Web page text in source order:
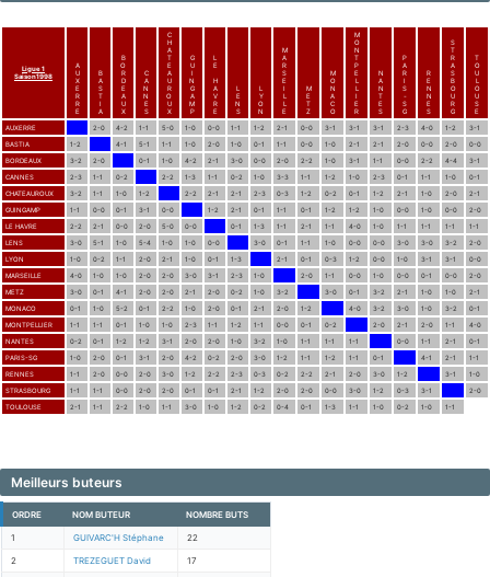
Ligue 1
Saison1998
A
U
X
E
R
R
E
B
A
S
T
I
A
B
O
R
D
E
A
U
X
C
A
N
N
E
S
C
H
A
T
E
A
U
R
O
U
X
G
U
I
N
G
A
M
P
L
E
H
A
V
R
E
L
E
N
S
L
Y
O
N
M
A
R
S
E
I
L
L
E
M
E
T
Z
M
O
N
A
C
O
M
O
N
T
P
E
L
L
I
E
R
N
A
N
T
E
S
P
A
R
I
S
-
S
G
R
E
N
N
E
S
S
T
R
A
S
B
O
U
R
G
T
O
U
L
O
U
S
E
AUXERRE 2-0 4-2 1-1 5-0 1-0 0-0 1-1 1-2 2-1 0-0 3-1 3-1 3-1 2-3 4-0 1-2 3-1
BASTIA 1-2 4-1 5-1 1-1 1-0 2-0 1-0 0-1 1-1 0-0 1-0 2-1 2-1 2-0 0-0 2-0 0-0
BORDEAUX 3-2 2-0 0-1 1-0 4-2 2-1 3-0 0-0 2-0 2-2 1-0 3-1 1-1 0-0 2-2 4-4 3-1
CANNES 2-3 1-1 0-2 2-2 1-3 1-1 0-2 1-0 3-3 1-1 1-2 1-0 2-3 0-1 1-1 1-0 0-1
CHATEAUROUX 3-2 1-1 1-0 1-2 2-2 2-1 2-1 2-3 0-3 1-2 0-2 0-1 1-2 2-1 1-0 2-0 2-1
GUINGAMP 1-1 0-0 0-1 3-1 0-0 1-2 2-1 0-1 1-1 0-1 1-2 1-2 1-0 0-0 1-0 0-0 2-0
LE HAVRE 2-2 2-1 0-0 2-0 5-0 0-0 0-1 1-3 1-1 2-1 1-1 4-0 1-0 1-1 1-1 1-1 1-1
LENS 3-0 5-1 1-0 5-4 1-0 1-0 0-0 3-0 0-1 1-1 1-0 0-0 0-0 3-0 3-0 3-2 2-0
LYON 1-0 0-2 1-1 2-0 2-1 1-0 0-1 1-3 2-1 0-1 0-3 1-2 0-0 1-0 3-1 3-1 0-0
MARSEILLE 4-0 1-0 1-0 2-0 2-0 3-0 3-1 2-3 1-0 2-0 1-1 0-0 1-0 0-0 0-1 0-0 2-0
METZ 3-0 0-1 4-1 2-0 2-0 2-1 2-0 0-2 1-0 3-2 3-0 0-1 3-2 2-1 1-0 1-0 2-1
MONACO 0-1 1-0 5-2 0-1 2-2 1-0 2-0 0-1 2-1 2-0 1-2 4-0 3-2 3-0 1-0 3-2 0-1
MONTPELLIER 1-1 1-1 0-1 1-0 1-0 2-3 1-1 1-2 1-1 0-0 0-1 0-2 2-0 2-1 2-0 1-1 4-0
NANTES 0-2 0-1 1-2 1-2 3-1 2-0 2-0 1-0 3-2 1-0 1-1 1-1 1-1 0-0 1-1 2-1 0-1
PARIS-SG 1-0 2-0 0-1 3-1 2-0 4-2 0-2 2-0 3-0 1-2 1-1 1-2 1-1 0-1 4-1 2-1 1-1
RENNES 1-1 2-0 0-0 2-0 3-0 1-2 2-2 2-3 0-3 0-2 2-2 2-1 2-0 3-0 1-2 3-1 1-0
STRASBOURG 1-1 1-1 0-0 2-0 2-0 0-1 0-1 2-1 1-2 2-0 2-0 0-0 3-0 1-2 0-3 3-1 2-0
TOULOUSE 2-1 1-1 2-2 1-0 1-1 3-0 1-0 1-2 0-2 0-4 0-1 1-3 1-1 1-0 0-2 1-0 1-1
Meilleurs buteurs
ORDRE NOM BUTEUR NOMBRE BUTS
1 GUIVARC'H Stéphane 22
2 TREZEGUET David 17